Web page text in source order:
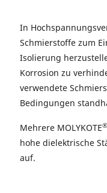
In
Schmierstoffe zum
Isolierung
Korrosion zu
verwendete
Bedingungen
Mehrere MOLYKOTE®
hohe dielektrische
auf.